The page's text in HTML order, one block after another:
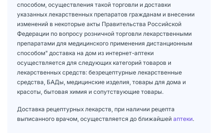
способом, осуществления такой торговли и доставки
указанных лекарственных препаратов гражданам и внесении
изменений в некоторые акты Правительства Российской
Федерации по вопросу розничной торговли лекарственными
препаратами для медицинского применения дистанционным
способом" доставка на дом из интернет-аптеки
осуществляется для следующих категорий товаров и
лекарственных средств: безрецептурные лекарственные
средства, БАДы, медицинские изделия, товары для дома и
красоты, бытовая химия и сопутствующие товары.
Доставка рецептурных лекарств, при наличии рецепта
выписанного врачом, осуществляется до ближайшей аптеки.